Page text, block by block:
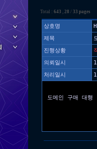
Total : 643 , 28 / 33 pages
상호명
제목
진행상황
의뢰일시
처리일시
도메인 구매 대행